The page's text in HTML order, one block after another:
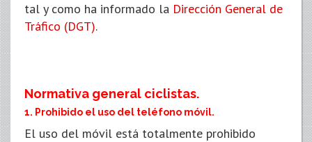
tal y como ha informado la Dirección General de
Tráfico (DGT).
Normativa general ciclistas.
1. Prohibido el uso del teléfono móvil.
El uso del móvil está totalmente prohibido